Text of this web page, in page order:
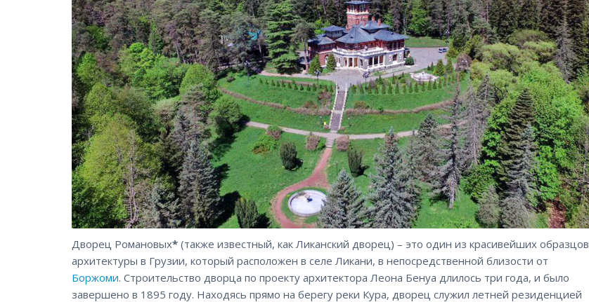
Дворец Романовых* (также известный, как Ликанский дворец) – это один из красивейших образцов
архитектуры в Грузии, который расположен в селе Ликани, в непосредственной близости от
Боржоми. Строительство дворца по проекту архитектора Леона Бенуа длилось три года, и было
завершено в 1895 году. Находясь прямо на берегу реки Кура, дворец служил летней резиденцией